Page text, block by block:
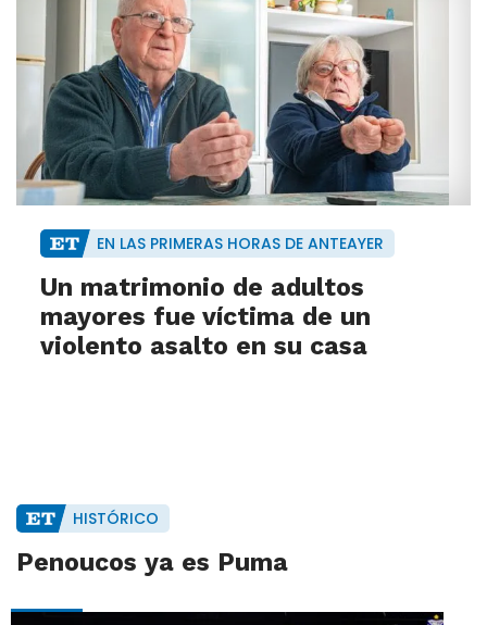
EN LAS PRIMERAS HORAS DE ANTEAYER
Un matrimonio de adultos
mayores fue víctima de un
violento asalto en su casa
HISTÓRICO
Penoucos ya es Puma